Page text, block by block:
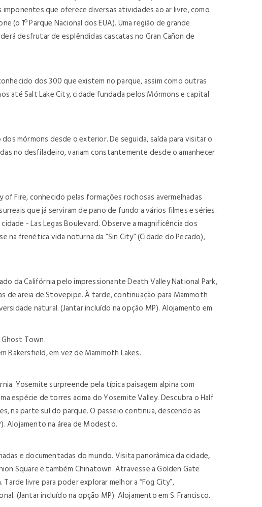
imponentes que oferece diversas atividades ao ar livre, como
(o 1º Parque Nacional dos EUA). Uma região de grande
desfrutar de esplêndidas cascatas no Gran Cañon de
dos 300 que existem no parque, assim como outras
até Salt Lake City, cidade fundada pelos Mórmons e capital
mórmons desde o exterior. De seguida, saída para visitar o
no desfiladeiro, variam constantemente desde o amanhecer
Fire, conhecido pelas formações rochosas avermelhadas
que já serviram de pano de fundo a vários filmes e séries.
- Las Legas Boulevard. Observe a magnificência dos
frenética vida noturna da “Sin City” (Cidade do Pecado),
da Califórnia pelo impressionante Death Valley National Park,
de areia de Stovepipe. À tarde, continuação para Mammoth
natural. (Jantar incluído na opção MP). Alojamento em
Town.
Bakersfield, em vez de Mammoth Lakes.
Yosemite surpreende pela típica paisagem alpina com
espécie de torres acima do Yosemite Valley. Descubra o Half
na parte sul do parque. O passeio continua, descendo as
Alojamento na área de Modesto.
e documentadas do mundo. Visita panorâmica da cidade,
Square e também Chinatown. Atravesse a Golden Gate
livre para poder explorar melhor a “Fog City”,
(Jantar incluído na opção MP). Alojamento em S. Francisco.